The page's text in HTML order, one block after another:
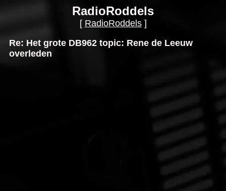
RadioRoddels
[ RadioRoddels]
Re: Het grote DB962 topic: Rene de Leeuw
overleden